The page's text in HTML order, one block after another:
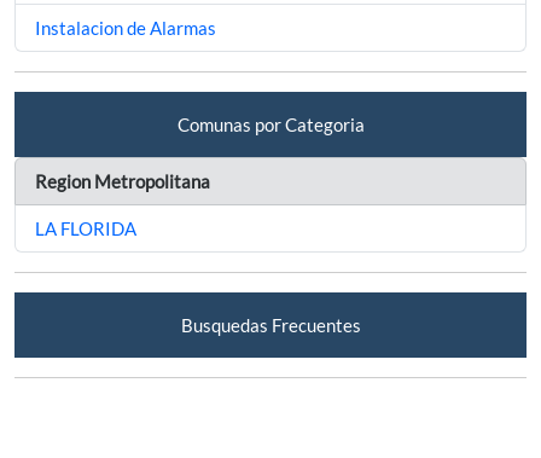
Instalacion de Alarmas
Comunas por Categoria
Region Metropolitana
LA FLORIDA
Busquedas Frecuentes